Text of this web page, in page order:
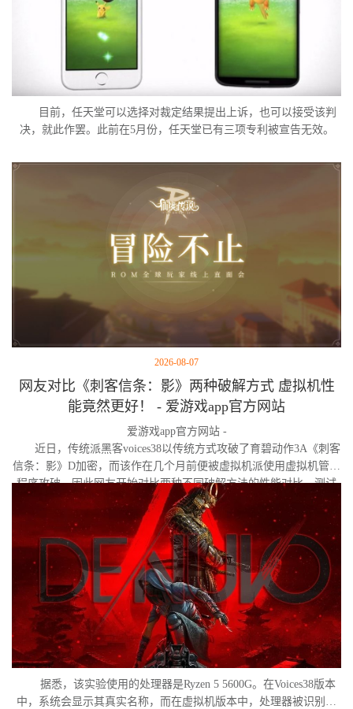
目前，任天堂可以选择对裁定结果提出上诉，也可以接受该判
决，就此作罢。此前在5月份，任天堂已有三项专利被宣告无效。
2026-08-07
网友对比《刺客信条：影》两种破解方式 虚拟机性
能竟然更好！ - 爱游戏app官方网站
爱游戏app官方网站 -
近日，传统派黑客voices38以传统方式攻破了育碧动作3A《刺客
信条：影》D加密，而该作在几个月前便被虚拟机派使用虚拟机管理
程序攻破。因此网友开始对比两种不同破解方法的性能对比。测试
作者决定验证，虚拟机管理程序是否真的会像许多玩家认为的那
样，导致明显的帧数下降。
据悉，该实验使用的处理器是Ryzen 5 5600G。在Voices38版本
中，系统会显示其真实名称，而在虚拟机版本中，处理器被识别为